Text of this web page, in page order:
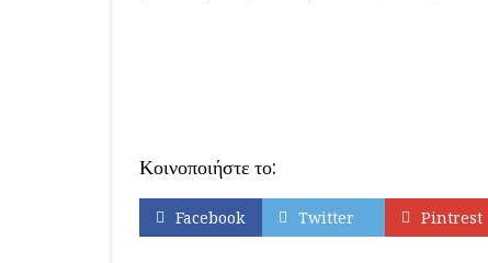
Κοινοποιήστε το:
Facebook Twitter Pintrest